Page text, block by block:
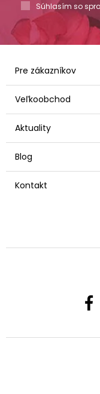
Súhlasím so
Pre zákazníkov
Veľkoobchod
Aktuality
Blog
Kontakt